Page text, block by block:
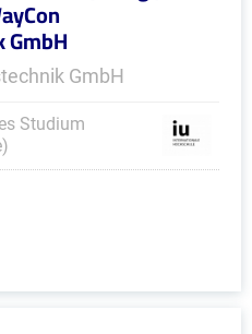
GmbH
Studium